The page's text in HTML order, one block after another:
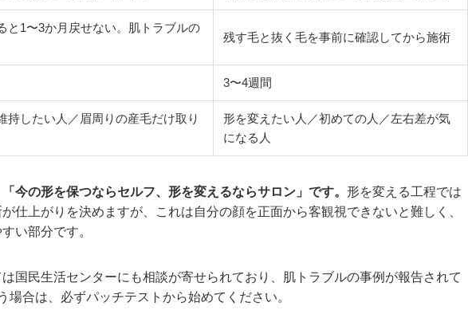
と1〜3か月戻せない。肌トラブルの
残す毛と抜く毛を事前に確認してから施術
3〜4週間
持したい人／眉周りの産毛だけ取り
形を変えたい人／初めての人／左右差が気
になる人
今の形を保つならセルフ、形を変えるならサロン」です。 形を変える工程では
が仕上がりを決めますが、これは自分の顔を正面から客観視できないと難しく、
い部分です。
国民生活センターにも相談が寄せられており、肌トラブルの事例が報告されて
合は、必ずパッチテストから始めてください。